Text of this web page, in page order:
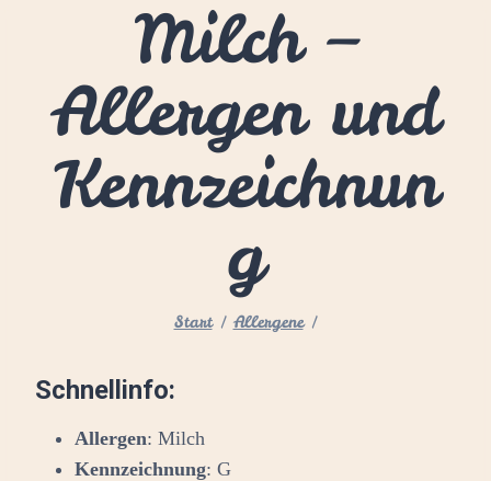
Milch –
Allergen und
Kennzeichnun
g
Start / Allergene /
Schnellinfo:
Allergen: Milch
Kennzeichnung: G